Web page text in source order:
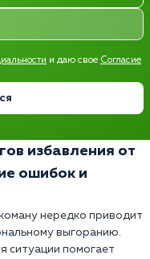
и даю свое Согласие
избавления от
ошибок и
нередко приводит
выгоранию.
ситуации помогает